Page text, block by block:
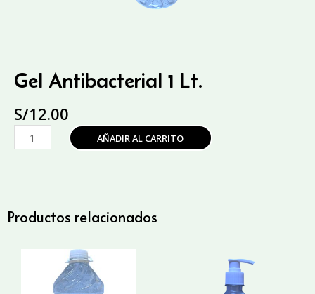
Gel Antibacterial 1 Lt.
S/12.00
Antibacterial
AÑADIR AL CARRITO
Productos relacionados